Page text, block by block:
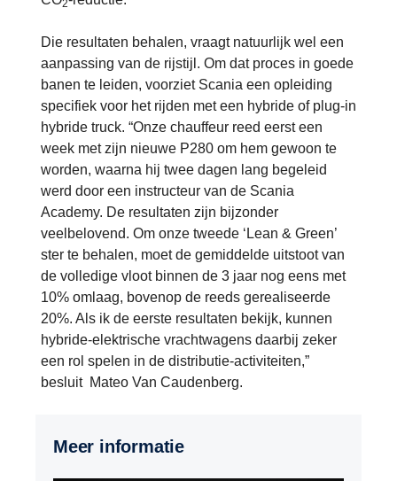
2
Die resultaten behalen, vraagt natuurlijk wel een
aanpassing van de rijstijl. Om dat proces in goede
banen te leiden, voorziet Scania een opleiding
specifiek voor het rijden met een hybride of plug-in
hybride truck. “Onze chauffeur reed eerst een
week met zijn nieuwe P280 om hem gewoon te
worden, waarna hij twee dagen lang begeleid
werd door een instructeur van de Scania
Academy. De resultaten zijn bijzonder
veelbelovend. Om onze tweede ‘Lean & Green’
ster te behalen, moet de gemiddelde uitstoot van
de volledige vloot binnen de 3 jaar nog eens met
10% omlaag, bovenop de reeds gerealiseerde
20%. Als ik de eerste resultaten bekijk, kunnen
hybride-elektrische vrachtwagens daarbij zeker
een rol spelen in de distributie-activiteiten,”
besluit Mateo Van Caudenberg.
Meer informatie